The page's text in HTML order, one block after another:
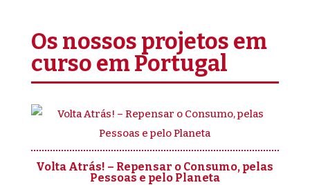
Os nossos projetos em
curso em Portugal
Volta Atrás! – Repensar o Consumo, pelas
Pessoas e pelo Planeta